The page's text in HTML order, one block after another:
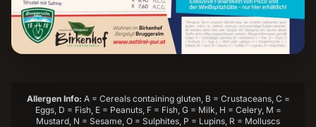
Allergen Info: A = Cereals containing gluten, B = Crustaceans, C =
Eggs, D = Fish, E = Peanuts, F = Fish, G = Milk, H = Celery, M =
Mustard, N = Sesame, O = Sulphites, P = Lupins, R = Molluscs